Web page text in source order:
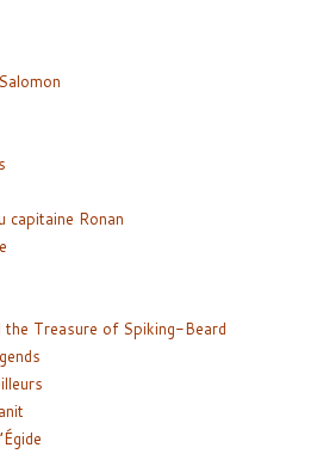
capitaine Ronan
the Treasure of Spiking-Beard